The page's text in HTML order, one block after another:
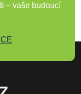
– vaše budoucí